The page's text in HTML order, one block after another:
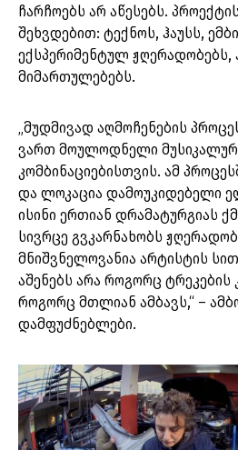
ჩარჩოებს არ აწესებს.
შეხვდებით: ტექნოს, ჰაუსს,
ექსპერიმენტულ ჟღერადობებს,
მიმართულებებს.
„მუდმივად აღმოჩენების
ვართ მოულოდნელი
კომბინაციებისთვის. ამ
და ლოკაცია დამოუკიდებელი
ისინი ერთიან დრამატურგიას
სივრცე გვკარნახობს
მნიშვნელოვანია არტისტის
აშენებს არა როგორც
როგორც მთლიან ამბავს,“ –
დამფუძნებლები.